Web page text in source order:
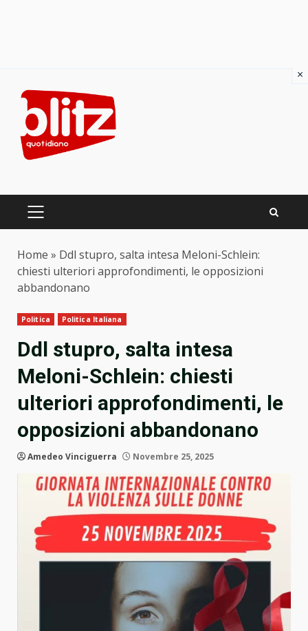
content
PRIMARY
Home » Ddl stupro, salta intesa Meloni-Schlein:
chiesti ulteriori approfondimenti, le opposizioni
abbandonano
Politica Politica Italiana
Ddl stupro, salta intesa
Meloni-Schlein: chiesti
ulteriori approfondimenti, le
opposizioni abbandonano
Amedeo Vinciguerra Novembre 25, 2025
×